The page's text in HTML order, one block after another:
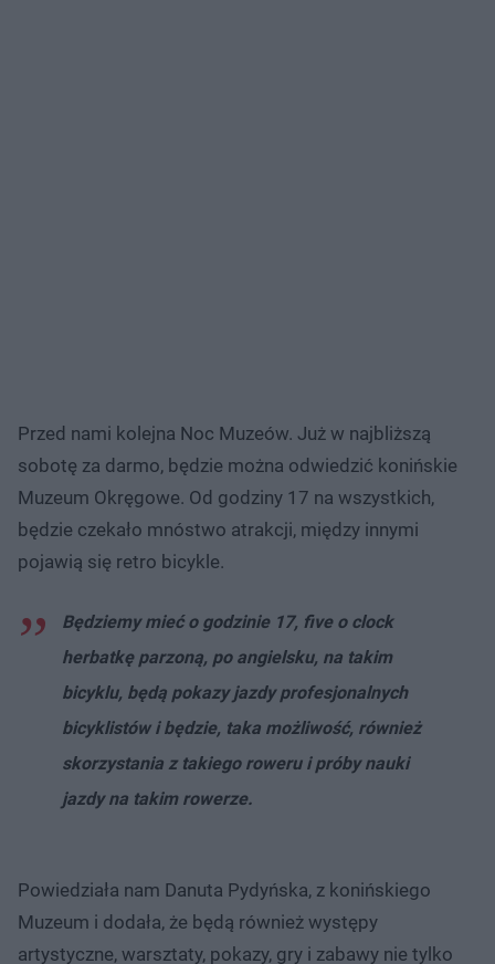
Przed nami kolejna Noc Muzeów. Już w najbliższą
sobotę za darmo, będzie można odwiedzić konińskie
Muzeum Okręgowe. Od godziny 17 na wszystkich,
będzie czekało mnóstwo atrakcji, między innymi
pojawią się retro bicykle.
Będziemy mieć o godzinie 17, five o clock
herbatkę parzoną, po angielsku, na takim
bicyklu, będą pokazy jazdy profesjonalnych
bicyklistów i będzie, taka możliwość, również
skorzystania z takiego roweru i próby nauki
jazdy na takim rowerze.
Powiedziała nam Danuta Pydyńska, z konińskiego
Muzeum i dodała, że będą również występy
artystyczne, warsztaty, pokazy, gry i zabawy nie tylko